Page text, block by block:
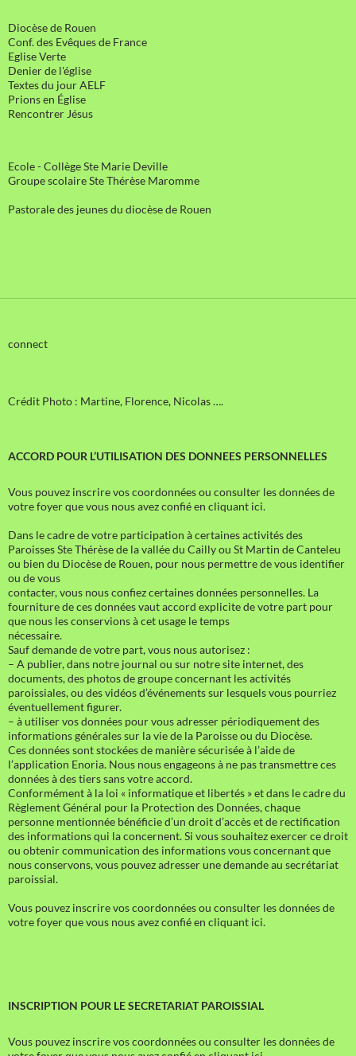
Diocèse de Rouen
Conf. des Evêques de France
Eglise Verte
Denier de l'église
Textes du jour AELF
Prions en Église
Rencontrer Jésus
Ecole - Collège Ste Marie Deville
Groupe scolaire Ste Thérèse Maromme
Pastorale des jeunes du diocèse de Rouen
connect
Crédit Photo : Martine, Florence, Nicolas ….
ACCORD POUR L’UTILISATION DES DONNEES PERSONNELLES
Vous pouvez inscrire vos coordonnées ou consulter les données de
votre foyer que vous nous avez confié en cliquant ici.
Dans le cadre de votre participation à certaines activités des
Paroisses Ste Thérèse de la vallée du Cailly ou St Martin de Canteleu
ou bien du Diocèse de Rouen, pour nous permettre de vous identifier
ou de vous
contacter, vous nous confiez certaines données personnelles. La
fourniture de ces données vaut accord explicite de votre part pour
que nous les conservions à cet usage le temps
nécessaire.
Sauf demande de votre part, vous nous autorisez :
– A publier, dans notre journal ou sur notre site internet, des
documents, des photos de groupe concernant les activités
paroissiales, ou des vidéos d’événements sur lesquels vous pourriez
éventuellement figurer.
– à utiliser vos données pour vous adresser périodiquement des
informations générales sur la vie de la Paroisse ou du Diocèse.
Ces données sont stockées de manière sécurisée à l’aide de
l’application Enoria. Nous nous engageons à ne pas transmettre ces
données à des tiers sans votre accord.
Conformément à la loi « informatique et libertés » et dans le cadre du
Règlement Général pour la Protection des Données, chaque
personne mentionnée bénéficie d’un droit d’accès et de rectification
des informations qui la concernent. Si vous souhaitez exercer ce droit
ou obtenir communication des informations vous concernant que
nous conservons, vous pouvez adresser une demande au secrétariat
paroissial.
Vous pouvez inscrire vos coordonnées ou consulter les données de
votre foyer que vous nous avez confié en cliquant ici.
INSCRIPTION POUR LE SECRETARIAT PAROISSIAL
Vous pouvez inscrire vos coordonnées ou consulter les données de